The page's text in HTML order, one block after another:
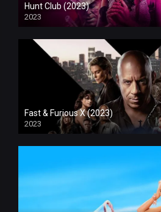
Hunt Club (2023)
2023
Fast & Furious X (2023)
2023